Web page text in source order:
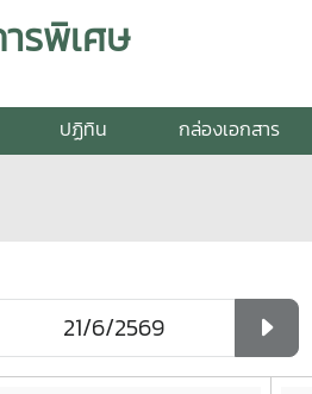
รพิเศษ
ปฏิทิน กล่องเอกสาร